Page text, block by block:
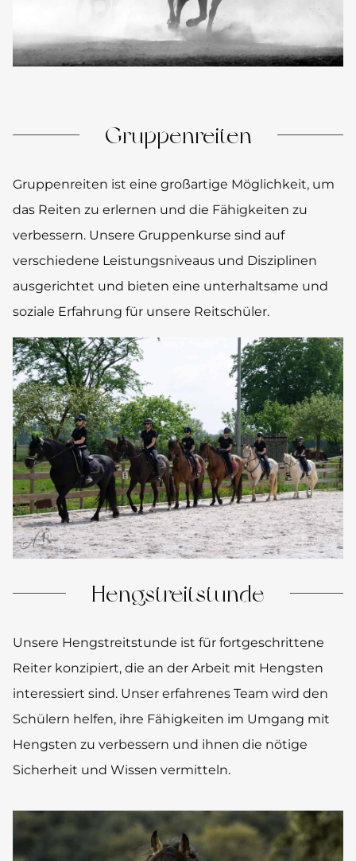
Gruppenreiten
Gruppenreiten ist eine großartige Möglichkeit, um
das Reiten zu erlernen und die Fähigkeiten zu
verbessern. Unsere Gruppenkurse sind auf
verschiedene Leistungsniveaus und Disziplinen
ausgerichtet und bieten eine unterhaltsame und
soziale Erfahrung für unsere Reitschüler.
Hengstreitstunde
Unsere Hengstreitstunde ist für fortgeschrittene
Reiter konzipiert, die an der Arbeit mit Hengsten
interessiert sind. Unser erfahrenes Team wird den
Schülern helfen, ihre Fähigkeiten im Umgang mit
Hengsten zu verbessern und ihnen die nötige
Sicherheit und Wissen vermitteln.